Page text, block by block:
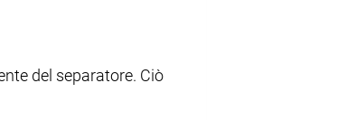
del separatore. Ciò